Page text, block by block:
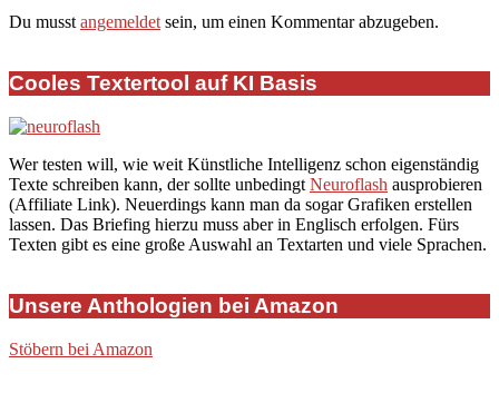
Du musst angemeldet sein, um einen Kommentar abzugeben.
Cooles Textertool auf KI Basis
Wer testen will, wie weit Künstliche Intelligenz schon eigenständig
Texte schreiben kann, der sollte unbedingt Neuroflash ausprobieren
(Affiliate Link). Neuerdings kann man da sogar Grafiken erstellen
lassen. Das Briefing hierzu muss aber in Englisch erfolgen. Fürs
Texten gibt es eine große Auswahl an Textarten und viele Sprachen.
Unsere Anthologien bei Amazon
Stöbern bei Amazon